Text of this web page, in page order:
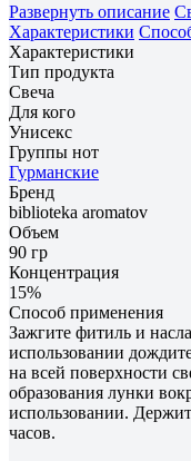
Развернуть описание
Характеристики
Характеристики
Тип продукта
Свеча
Для кого
Унисекс
Группы нот
Гурманские
Бренд
biblioteka aromatov
Объем
90 гр
Концентрация
15%
Способ применения
Зажгите фитиль и
использовании
на всей поверхности
образования лунки
использовании.
часов.